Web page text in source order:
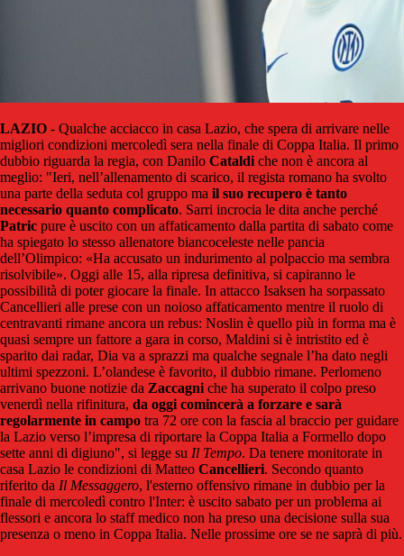
LAZIO - Qualche acciacco in casa Lazio, che spera di arrivare nelle
migliori condizioni mercoledì sera nella finale di Coppa Italia. Il primo
dubbio riguarda la regia, con Danilo Cataldi che non è ancora al
meglio: "Ieri, nell’allenamento di scarico, il regista romano ha svolto
una parte della seduta col gruppo ma il suo recupero è tanto
necessario quanto complicato. Sarri incrocia le dita anche perché
Patric pure è uscito con un affaticamento dalla partita di sabato come
ha spiegato lo stesso allenatore biancoceleste nelle pancia
dell’Olimpico: «Ha accusato un indurimento al polpaccio ma sembra
risolvibile». Oggi alle 15, alla ripresa definitiva, si capiranno le
possibilità di poter giocare la finale. In attacco Isaksen ha sorpassato
Cancellieri alle prese con un noioso affaticamento mentre il ruolo di
centravanti rimane ancora un rebus: Noslin è quello più in forma ma è
quasi sempre un fattore a gara in corso, Maldini si è intristito ed è
sparito dai radar, Dia va a sprazzi ma qualche segnale l’ha dato negli
ultimi spezzoni. L’olandese è favorito, il dubbio rimane. Perlomeno
arrivano buone notizie da Zaccagni che ha superato il colpo preso
venerdì nella rifinitura, da oggi comincerà a forzare e sarà
regolarmente in campo tra 72 ore con la fascia al braccio per guidare
la Lazio verso l’impresa di riportare la Coppa Italia a Formello dopo
sette anni di digiuno", si legge su Il Tempo. Da tenere monitorate in
casa Lazio le condizioni di Matteo Cancellieri. Secondo quanto
riferito da Il Messaggero, l'esterno offensivo rimane in dubbio per la
finale di mercoledì contro l'Inter: è uscito sabato per un problema ai
flessori e ancora lo staff medico non ha preso una decisione sulla sua
presenza o meno in Coppa Italia. Nelle prossime ore se ne saprà di più.